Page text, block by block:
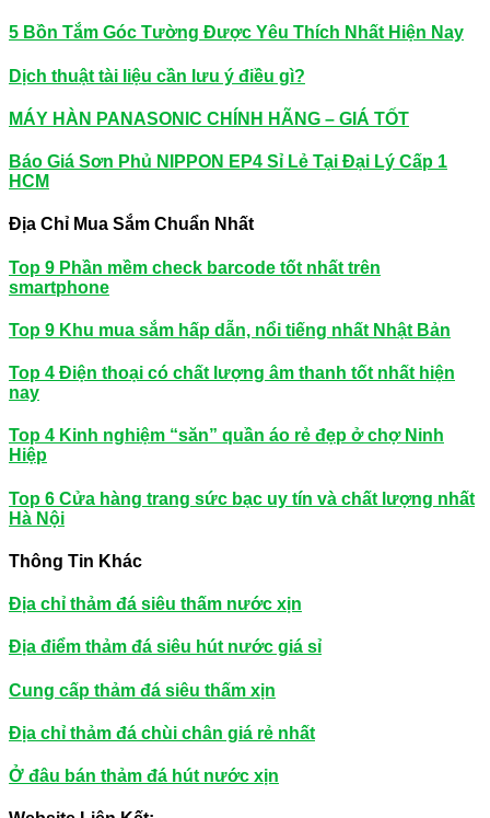
5 Bồn Tắm Góc Tường Được Yêu Thích Nhất Hiện Nay
Dịch thuật tài liệu cần lưu ý điều gì?
MÁY HÀN PANASONIC CHÍNH HÃNG – GIÁ TỐT
Báo Giá Sơn Phủ NIPPON EP4 Sỉ Lẻ Tại Đại Lý Cấp 1
HCM
Địa Chỉ Mua Sắm Chuẩn Nhất
Top 9 Phần mềm check barcode tốt nhất trên
smartphone
Top 9 Khu mua sắm hấp dẫn, nổi tiếng nhất Nhật Bản
Top 4 Điện thoại có chất lượng âm thanh tốt nhất hiện
nay
Top 4 Kinh nghiệm “săn” quần áo rẻ đẹp ở chợ Ninh
Hiệp
Top 6 Cửa hàng trang sức bạc uy tín và chất lượng nhất
Hà Nội
Thông Tin Khác
Địa chỉ thảm đá siêu thấm nước xịn
Địa điểm thảm đá siêu hút nước giá sỉ
Cung cấp thảm đá siêu thấm xịn
Địa chỉ thảm đá chùi chân giá rẻ nhất
Ở đâu bán thảm đá hút nước xịn